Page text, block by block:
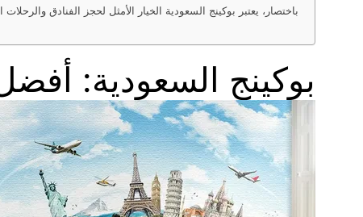
باختصار، يعتبر بوكينج السعودية الخيار الأمثل لحجز الفنادق
بوكينج السعودية: